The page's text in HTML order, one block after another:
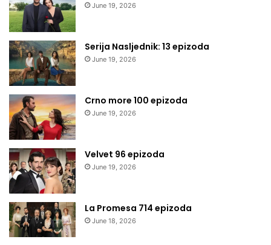
June 19, 2026
Serija Nasljednik: 13 epizoda
June 19, 2026
Crno more 100 epizoda
June 19, 2026
Velvet 96 epizoda
June 19, 2026
La Promesa 714 epizoda
June 18, 2026